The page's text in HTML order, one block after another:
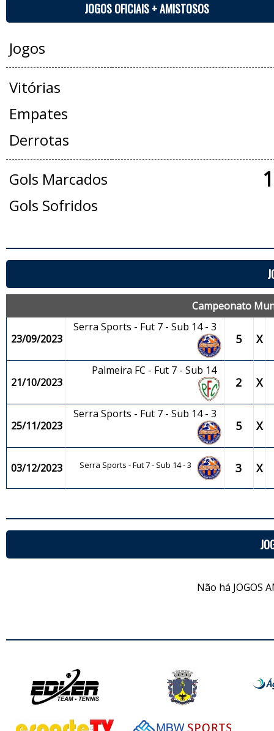
JOGOS OFICIAIS + AMISTOSOS
Jogos
Vitórias
Empates
Derrotas
Gols Marcados
Gols Sofridos
Campeonato
23/09/2023
Serra Sports - Fut 7 - Sub 14 - 3
5 X
21/10/2023
Palmeira FC - Fut 7 - Sub 14
2 X
25/11/2023
Serra Sports - Fut 7 - Sub 14 - 3
5 X
03/12/2023 Serra Sports - Fut 7 - Sub 14 - 3 3 X
Não há JOGOS